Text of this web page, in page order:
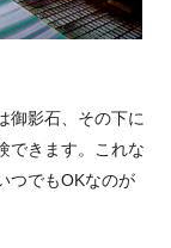
御影石、その下に
できます。これな
つでもOKなのが